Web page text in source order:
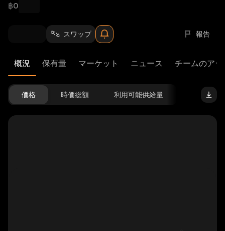
฿0
スワップ 報告
概況 保有量 マーケット ニュース チームのア
価格 時価総額 利用可能供給量